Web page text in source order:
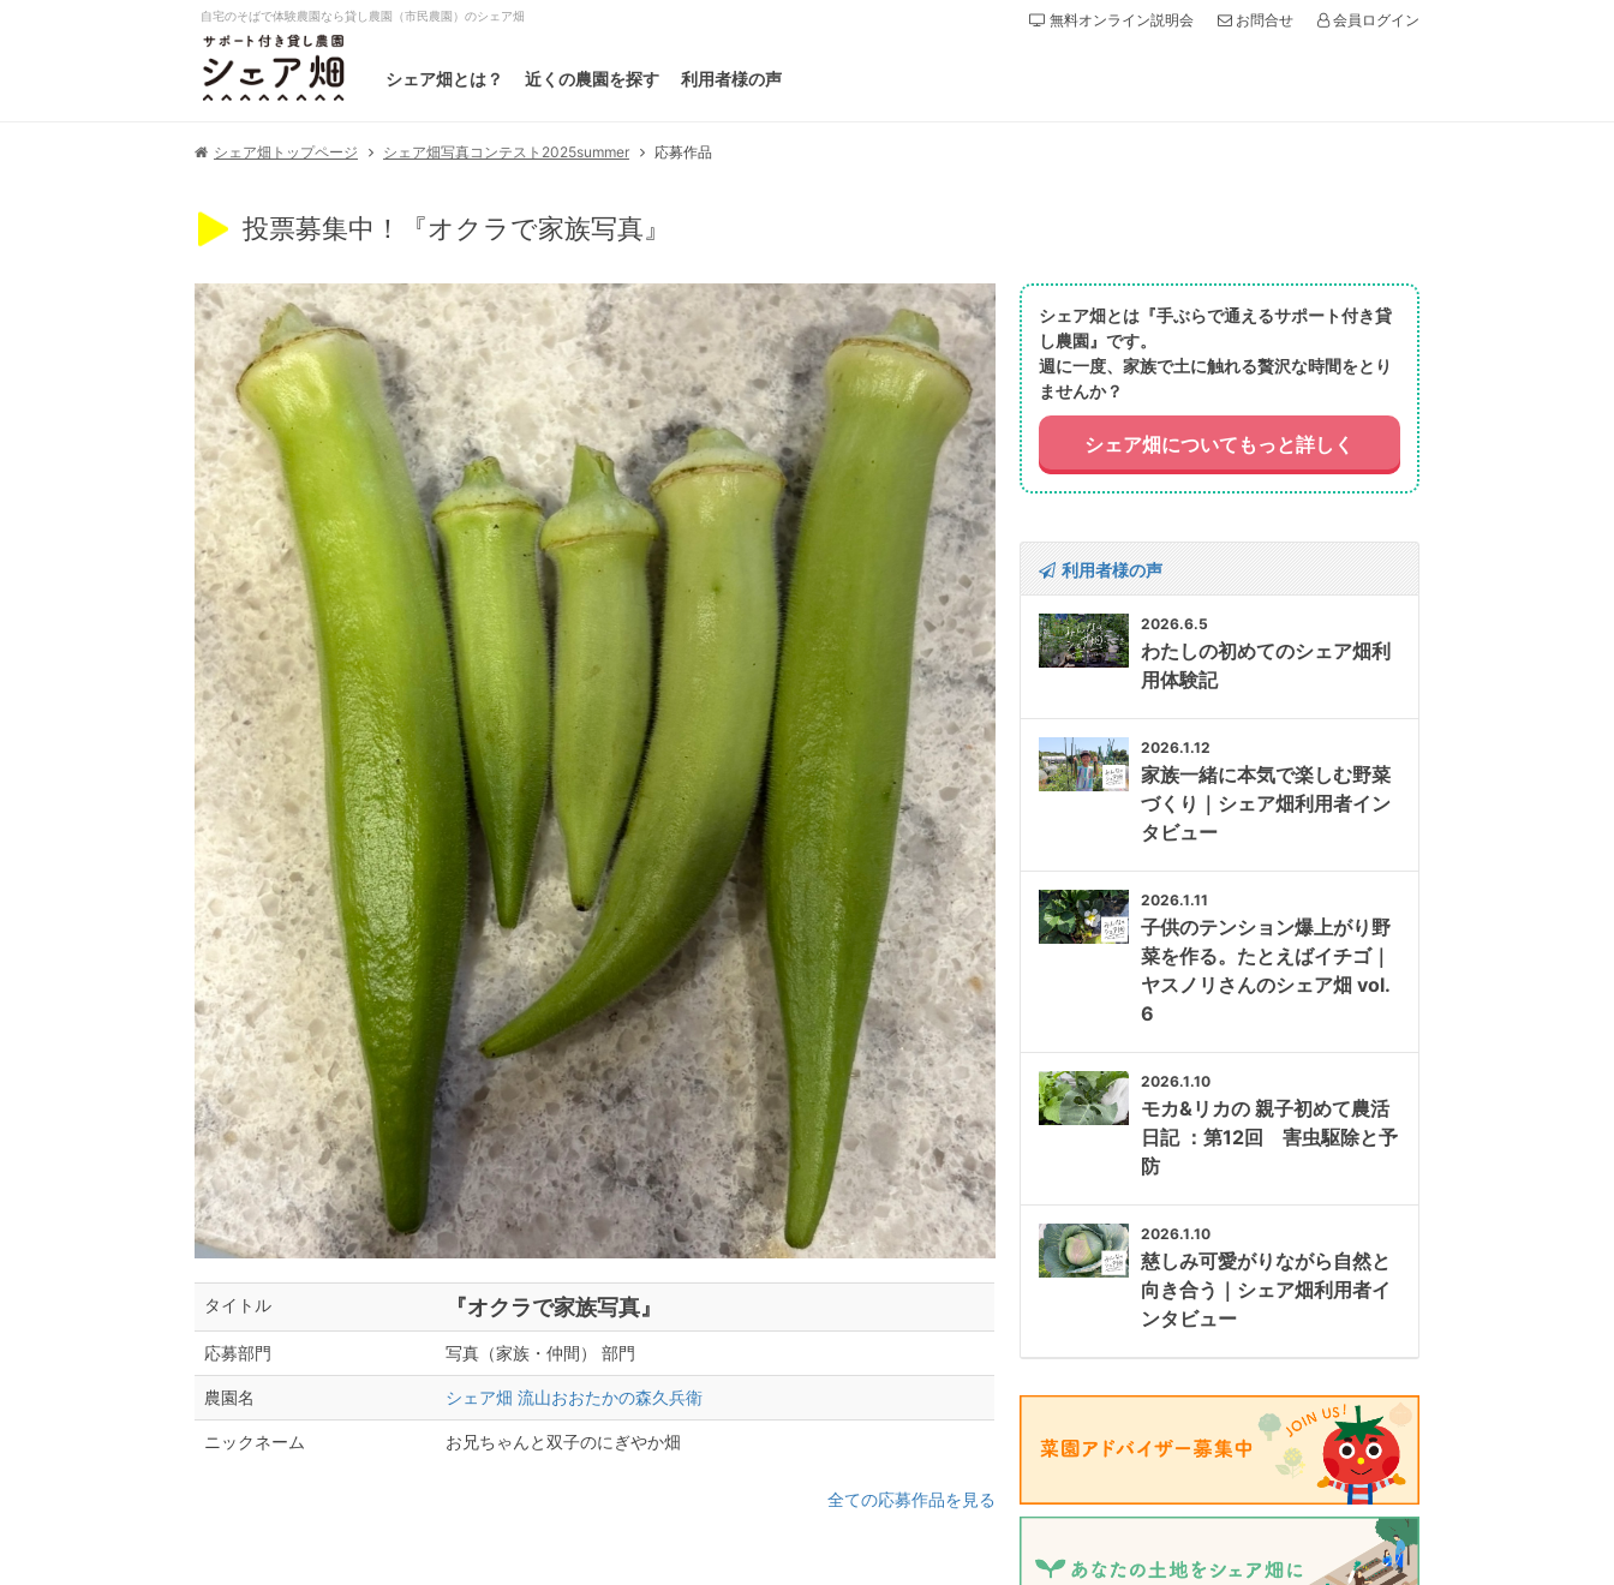
自宅のそばで体験農園なら貸し農園（市民農園）のシェア畑
シェア畑とは？ 近くの農園を探す 利用者様の声
無料オンライン説明会 お問合せ 会員ログイン
シェア畑トップページ シェア畑写真コンテスト2025summer 応募作品
投票募集中！『オクラで家族写真』
タイトル 『オクラで家族写真』
応募部門 写真（家族・仲間） 部門
農園名 シェア畑 流山おおたかの森久兵衛
ニックネーム お兄ちゃんと双子のにぎやか畑
全ての応募作品を見る
シェア畑とは『手ぶらで通えるサポート付き貸
し農園』です。
週に一度、家族で土に触れる贅沢な時間をとり
ませんか？
シェア畑についてもっと詳しく
利用者様の声
2026.6.5
わたしの初めてのシェア畑利
用体験記
2026.1.12
家族一緒に本気で楽しむ野菜
づくり｜シェア畑利用者イン
タビュー
2026.1.11
子供のテンション爆上がり野
菜を作る。たとえばイチゴ｜
ヤスノリさんのシェア畑 vol.
6
2026.1.10
モカ&リカの 親子初めて農活
日記 ：第12回 害虫駆除と予
防
2026.1.10
慈しみ可愛がりながら自然と
向き合う｜シェア畑利用者イ
ンタビュー